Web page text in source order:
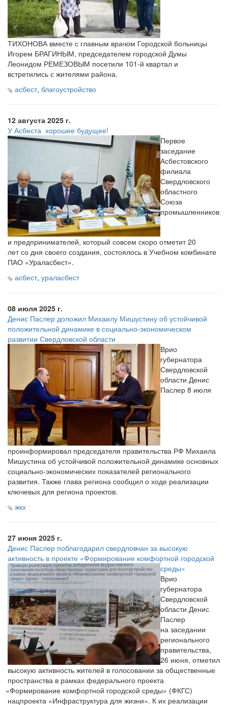
ТИХОНОВА вместе с главным врачом Городской больницы
Игорем БРАГИНЫМ, председателем городской Думы
Леонидом РЕМЕЗОВЫМ посетили 101-й квартал и
встретились с жителями района.
асбест, благоустройство
12 августа 2025 г.
У Асбеста ­ хорошее будущее!
Первое
заседание
Асбестовского
филиала
Свердловского
областного
Союза
промышленников
и предпринимателей, который совсем скоро отметит 20
лет со дня своего создания, состоялось в Учебном комбинате
ПАО «Ураласбест».
асбест, ураласбест
08 июля 2025 г.
Денис Паслер доложил Михаилу Мишустину об устойчивой
положительной динамике в социально-экономическом
развитии Свердловской области
Врио
губернатора
Свердловской
области Денис
Паслер 8 июля
проинформировал председателя правительства РФ Михаила
Мишустина об устойчивой положительной динамике основных
социально-экономических показателей регионального
развития. Также глава региона сообщил о ходе реализации
ключевых для региона проектов.
жкх
27 июня 2025 г.
Денис Паслер поблагодарил свердловчан за высокую
активность в проекте «Формирование комфортной городской
среды»
Врио
губернатора
Свердловской
области Денис
Паслер
на заседании
регионального
правительства,
26 июня, отметил
высокую активность жителей в голосовании за общественные
пространства в рамках федерального проекта
«Формированиекомфортной городской среды» (ФКГС)
нацпроекта «Инфраструктура для жизни». К их реализации